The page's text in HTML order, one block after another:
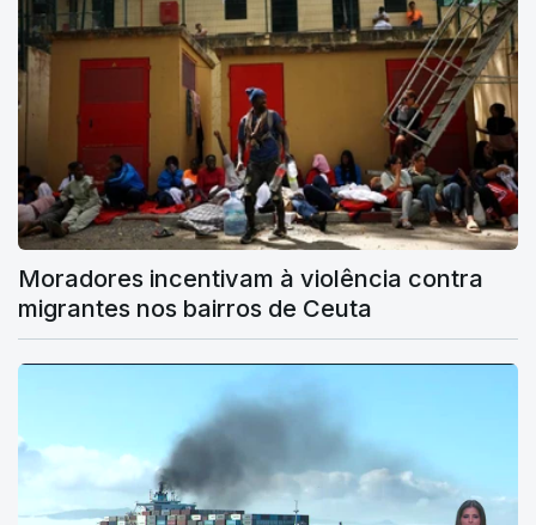
Moradores incentivam à violência contra
migrantes nos bairros de Ceuta